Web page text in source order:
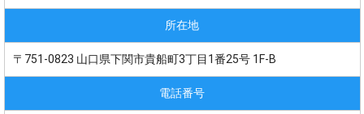
所在地
〒751-0823 山口県下関市貴船町3丁目1番25号 1F-B
電話番号